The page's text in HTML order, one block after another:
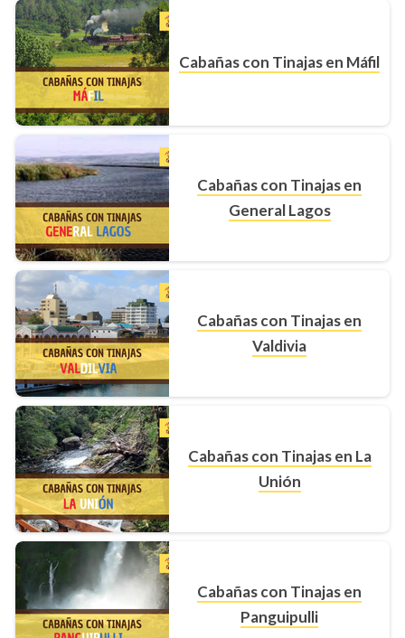
Cabañas con Tinajas en Máfil
Cabañas con Tinajas en
General Lagos
Cabañas con Tinajas en
Valdivia
Cabañas con Tinajas en La
Unión
Cabañas con Tinajas en
Panguipulli